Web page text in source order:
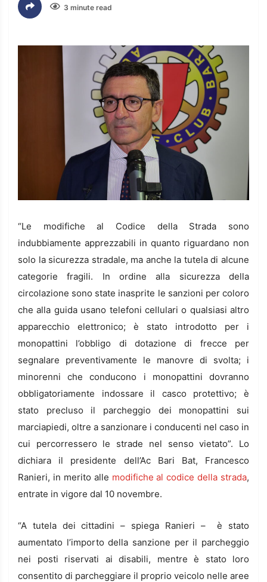
3 minute read
“Le modifiche al Codice della Strada sono
indubbiamente apprezzabili in quanto riguardano non
solo la sicurezza stradale, ma anche la tutela di alcune
categorie fragili. In ordine alla sicurezza della
circolazione sono state inasprite le sanzioni per coloro
che alla guida usano telefoni cellulari o qualsiasi altro
apparecchio elettronico; è stato introdotto per i
monopattini l’obbligo di dotazione di frecce per
segnalare preventivamente le manovre di svolta; i
minorenni che conducono i monopattini dovranno
obbligatoriamente indossare il casco protettivo; è
stato precluso il parcheggio dei monopattini sui
marciapiedi, oltre a sanzionare i conducenti nel caso in
cui percorressero le strade nel senso vietato”. Lo
dichiara il presidente dell’Ac Bari Bat, Francesco
Ranieri, in merito alle modifiche al codice della strada,
entrate in vigore dal 10 novembre.
“A tutela dei cittadini – spiega Ranieri – è stato
aumentato l’importo della sanzione per il parcheggio
nei posti riservati ai disabili, mentre è stato loro
consentito di parcheggiare il proprio veicolo nelle aree